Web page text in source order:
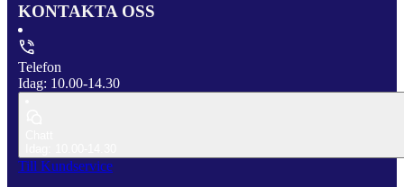
KONTAKTA OSS
Telefon
Idag: 10.00-14.30
Till Kundservice